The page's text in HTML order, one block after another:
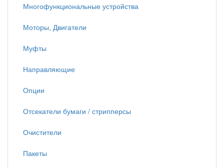
Многофункциональные устройства
Моторы, Двигатели
Муфты
Направляющие
Опции
Отсекатели бумаги / стрипперсы
Очистители
Пакеты